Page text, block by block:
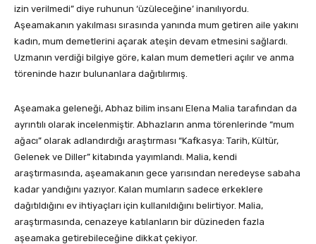
izin verilmedi” diye ruhunun ‘üzüleceğine’ inanılıyordu.
Aşeamakanın yakılması sırasında yanında mum getiren aile yakını
kadın, mum demetlerini açarak ateşin devam etmesini sağlardı.
Uzmanın verdiği bilgiye göre, kalan mum demetleri açılır ve anma
töreninde hazır bulunanlara dağıtılırmış.
Aşeamaka geleneği, Abhaz bilim insanı Elena Malia tarafından da
ayrıntılı olarak incelenmiştir. Abhazların anma törenlerinde “mum
ağacı” olarak adlandırdığı araştırması “Kafkasya: Tarih, Kültür,
Gelenek ve Diller” kitabında yayımlandı. Malia, kendi
araştırmasında, aşeamakanın gece yarısından neredeyse sabaha
kadar yandığını yazıyor. Kalan mumların sadece erkeklere
dağıtıldığını ev ihtiyaçları için kullanıldığını belirtiyor. Malia,
araştırmasında, cenazeye katılanların bir düzineden fazla
aşeamaka getirebileceğine dikkat çekiyor.